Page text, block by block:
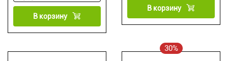
В корзину
В корзину
30%